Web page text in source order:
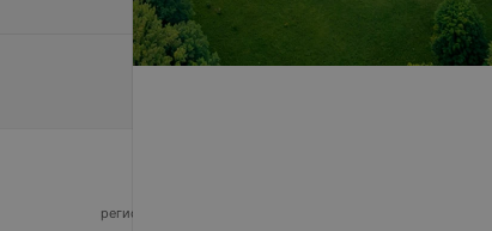
регистрирующий орган - Минский горисполком